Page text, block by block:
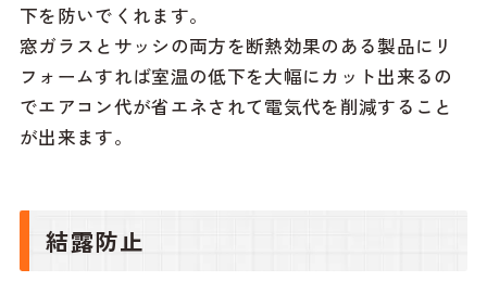
下を防いでくれます。
窓ガラスとサッシの両方を断熱効果のある製品にリ
フォームすれば室温の低下を大幅にカット出来るの
でエアコン代が省エネされて電気代を削減すること
が出来ます。
結露防止